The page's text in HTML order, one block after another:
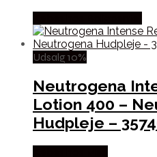
Udsalg 10%
Neutrogena
Lotion 400 –
Hudpleje –